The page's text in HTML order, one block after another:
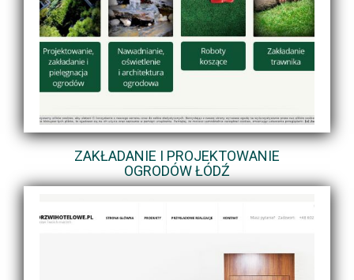
ZAKŁADANIE I PROJEKTOWANIE
OGRODÓW ŁÓDŹ